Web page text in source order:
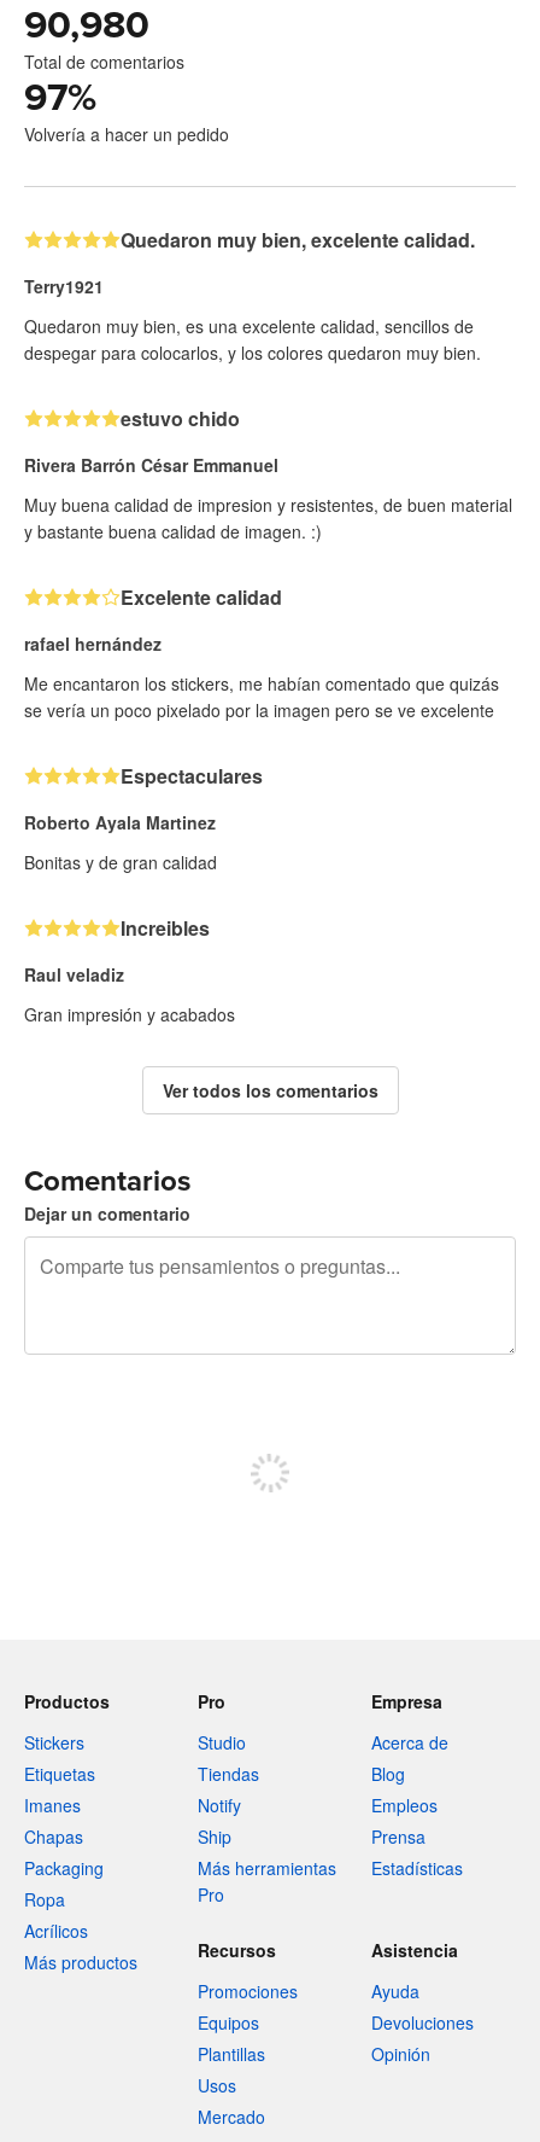
90,980
Total de comentarios
97%
Volvería a hacer un pedido
Quedaron muy bien, excelente calidad.
Terry1921
Quedaron muy bien, es una excelente calidad, sencillos de
despegar para colocarlos, y los colores quedaron muy bien.
estuvo chido
Rivera Barrón César Emmanuel
Muy buena calidad de impresion y resistentes, de buen material
y bastante buena calidad de imagen. :)
Excelente calidad
rafael hernández
Me encantaron los stickers, me habían comentado que quizás
se vería un poco pixelado por la imagen pero se ve excelente
Espectaculares
Roberto Ayala Martinez
Bonitas y de gran calidad
Increibles
Raul veladiz
Gran impresión y acabados
Ver todos los comentarios
Comentarios
Dejar un comentario
Productos
Stickers
Etiquetas
Imanes
Chapas
Packaging
Ropa
Acrílicos
Más productos
Pro
Studio
Tiendas
Notify
Ship
Más herramientas
Pro
Empresa
Acerca de
Blog
Empleos
Prensa
Estadísticas
Recursos
Promociones
Equipos
Plantillas
Usos
Mercado
Asistencia
Ayuda
Devoluciones
Opinión